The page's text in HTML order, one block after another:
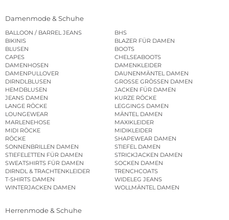
Damenmode & Schuhe
BALLOON / BARREL JEANS
BHS
BIKINIS
BLAZER FÜR DAMEN
BLUSEN
BOOTS
CAPES
CHELSEABOOTS
DAMENHOSEN
DAMENKLEIDER
DAMENPULLOVER
DAUNENMÄNTEL DAMEN
DIRNDLBLUSEN
GROSSE GRÖSSEN DAMEN
HEMDBLUSEN
JACKEN FÜR DAMEN
JEANS DAMEN
KURZE RÖCKE
LANGE RÖCKE
LEGGINGS DAMEN
LOUNGEWEAR
MÄNTEL DAMEN
MARLENEHOSE
MAXIKLEIDER
MIDI RÖCKE
MIDIKLEIDER
RÖCKE
SHAPEWEAR DAMEN
SONNENBRILLEN DAMEN
STIEFEL DAMEN
STIEFELETTEN FÜR DAMEN
STRICKJACKEN DAMEN
SWEATSHIRTS FÜR DAMEN
SOCKEN DAMEN
DIRNDL & TRACHTENKLEIDER
TRENCHCOATS
T-SHIRTS DAMEN
WIDELEG JEANS
WINTERJACKEN DAMEN
WOLLMÄNTEL DAMEN
Herrenmode & Schuhe